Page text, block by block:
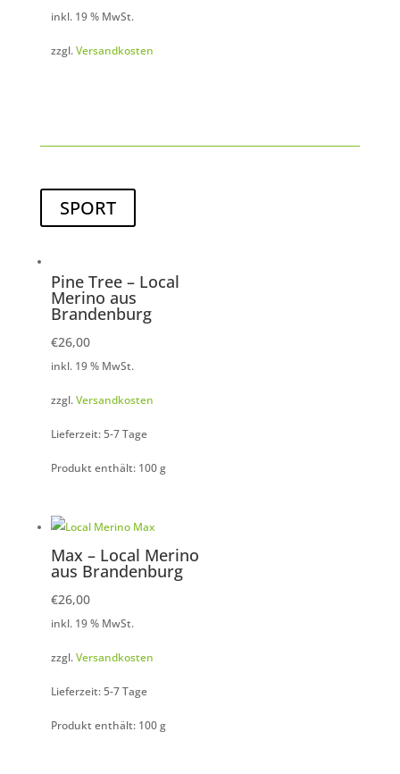
inkl. 19 % MwSt.
zzgl.Versandkosten
SPORT
Pine Tree – Local
Merino aus
Brandenburg
€26,00
inkl. 19 % MwSt.
zzgl.Versandkosten
Lieferzeit: 5-7 Tage
Produkt enthält: 100g
Max – Local Merino
aus Brandenburg
€26,00
inkl. 19 % MwSt.
zzgl.Versandkosten
Lieferzeit: 5-7 Tage
Produkt enthält: 100g